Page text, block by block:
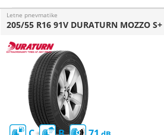
Letne pnevmatike
205/55 R16 91V DURATURN MOZZO S+